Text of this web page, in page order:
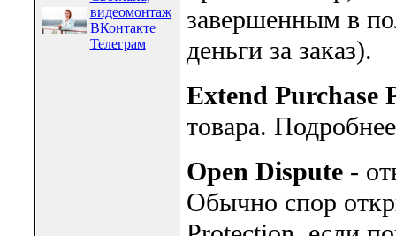
видеомонтаж
ВКонтакте
Телеграм
завершенным в
деньги за заказ).
Extend Purchase
товара.
Open Dispute-
Обычно спор